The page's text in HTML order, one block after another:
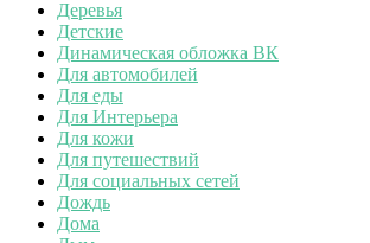
Деревья
Детские
Динамическая обложка ВК
Для автомобилей
Для еды
Для Интерьера
Для кожи
Для путешествий
Для социальных сетей
Дождь
Дома